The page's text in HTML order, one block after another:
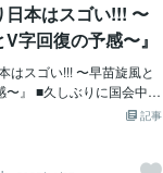
日本はスゴい!!! 〜
字回復の予感〜』
はスゴい!!! 〜早苗旋風と
〜』 ■久しぶりに国会中継
。 いや〜、正直ビックリ
だか空気が… 柔らか
クッションでも敷い
記事